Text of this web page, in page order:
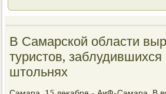
В Самарской области
туристов, заблудившихся
штольнях